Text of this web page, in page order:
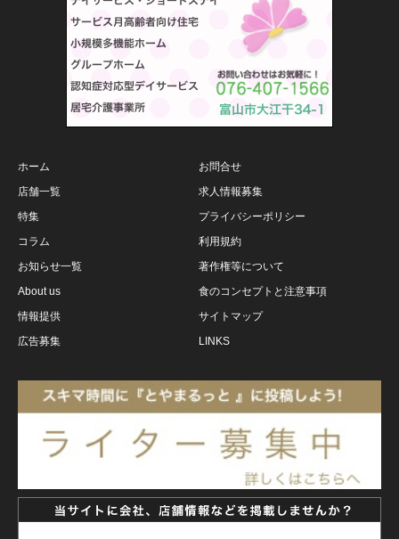
ホーム
店舗一覧
特集
コラム
お知らせ一覧
About us
情報提供
広告募集
お問合せ
求人情報募集
プライバシーポリシー
利用規約
著作権等について
食のコンセプトと注意事項
サイトマップ
LINKS